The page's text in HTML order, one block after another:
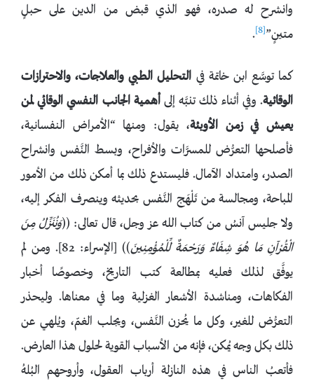
وانشرح له صدره، فهو الذي قبض من الدين على حبلٍ
متينٍ”[8]
.
كما توسَّع ابن خاتمة في التحليل الطبي والعلاجات، والاحترازات
الوقائية. وفي أثناء ذلك تنبَّه إلىأهمية الجانب النفسي الوقائي لمن
يعيش في زمن الأوبئة، يقول: ومنها “الأمراض النفسانية،
فأصلحها التعرُّض للمسرَّات والأفراح، وبسط النَّفس وانشراح
الصدر، وامتداد الآمال. فليستدع ذلك بما أمكن ذلك من الأمور
المباحة، ومجالسة من تَلْهَج النَّفس بحديثه وينصرف الفكر إليه،
ولا جليس آنسُ من كتاب الله عز وجل، قال تعالى: ((وَنُنَزِّلُمِنَ
الْقُرْآنِ مَا هُوَ شِفَاءٌ وَرَحْمَةٌ لِّلْمُؤْمِنِينَ
)) [الإسراء: 82]. ومن لم
يوفَّق لذلك فعليه بمطالعة كتب التاريخ، وخصوصًا أخبار
الفكاهات، ومناشدة الأشعار الغزلية وما في معناها. وليحذر
التعرُّض للغير، وكل ما يُحزن النَّفس، ويجلب الغمّ، ويُلهي عن
ذلك بكل وجه يُمكن، فإنه من الأسباب القوية لحلول هذا العارض.
فأتعبُ الناس في هذه النازلة أرباب العقول، وأروحهم البُلهُ